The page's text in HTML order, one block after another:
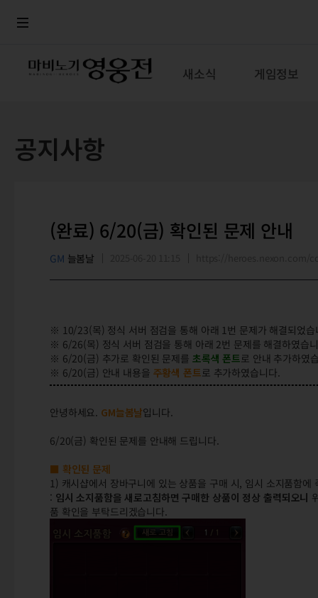
새소식 게임정보
공지사항
(완료) 6/20(금) 확인된 문제 안내
GM 늘봄날
※ 10/23(목) 정식 서버 점검을 통해 아래 1번 문제가 해결되었
※ 6/26(목) 정식 서버 점검을 통해 아래 2번 문제를 해결하였습
※ 6/20(금) 추가로 확인된 문제를 초록색 폰트로 안내 추가하였
※ 6/20(금) 안내 내용을 주황색 폰트로 추가하였습니다.
안녕하세요. GM늘봄날입니다.
6/20(금) 확인된 문제를 안내해 드립니다.
■ 확인된 문제
1) 캐시샵에서 장바구니에 있는 상품을 구매 시, 임시 소지품함에
: 임시 소지품함을 새로고침하면 구매한 상품이 정상 출력되오니
품 확인을 부탁드리겠습니다.